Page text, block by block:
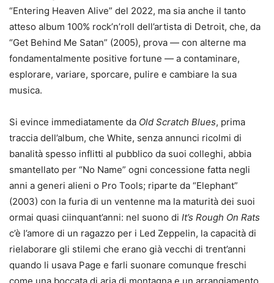
“Entering Heaven Alive” del 2022, ma sia anche il tanto
atteso album 100% rock’n’roll dell’artista di Detroit, che, da
“Get Behind Me Satan” (2005), prova — con alterne ma
fondamentalmente positive fortune — a contaminare,
esplorare, variare, sporcare, pulire e cambiare la sua
musica.
Si evince immediatamente da Old Scratch Blues, prima
traccia dell’album, che White, senza annunci ricolmi di
banalità spesso inflitti al pubblico da suoi colleghi, abbia
smantellato per “No Name” ogni concessione fatta negli
anni a generi alieni o Pro Tools; riparte da “Elephant”
(2003) con la furia di un ventenne ma la maturità dei suoi
ormai quasi ciinquant’anni: nel suono di It’s Rough On Rats
c’è l’amore di un ragazzo per i Led Zeppelin, la capacità di
rielaborare gli stilemi che erano già vecchi di trent’anni
quando li usava Page e farli suonare comunque freschi